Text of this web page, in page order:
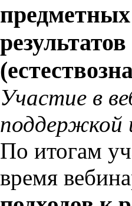
Участие в
поддержкой
По итогам
время